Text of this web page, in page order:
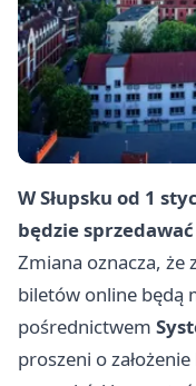
W Słupsku od 1
będzie
Zmiana oznacza, że
biletów online będą
pośrednictwem
proszeni o